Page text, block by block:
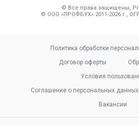
© Все права защищены,
© ООО «ПРОФБУХ» 2011-2026 г.,
Политика обработки
Договор оферты
Условия
Соглашение о персональных данных
Вакансии